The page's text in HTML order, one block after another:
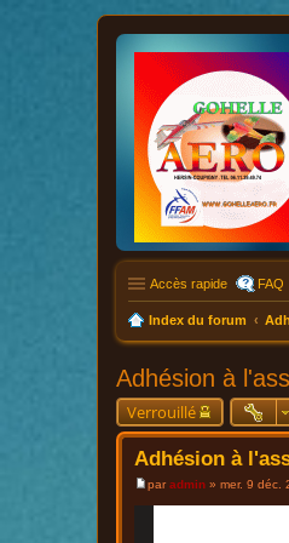
Accès rapide FAQ
Index du forum
Adhésion à
Verrouillé
Adhésion à
M
e
paradmin » mer. 9 déc.